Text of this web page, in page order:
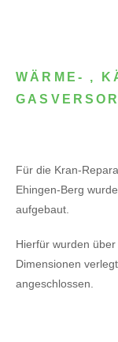
WÄRME- ,
Für die Kran-
Ehingen-Berg
aufgebaut.
Hierfür wurden
Dimensionen
angeschlossen.